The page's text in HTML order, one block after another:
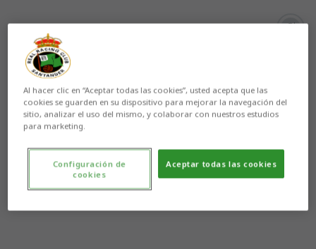
Aún no hay reacciones. ¡Sé el primero!
Al hacer clic en “Aceptar todas las cookies”, usted acepta que las
cookies se guarden en su dispositivo para mejorar la navegación del
sitio, analizar el uso del mismo, y colaborar con nuestros estudios
para marketing.
Aceptar todas las cookies
Configuración de
cookies